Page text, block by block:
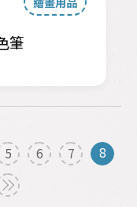
筆
5 6 7
8